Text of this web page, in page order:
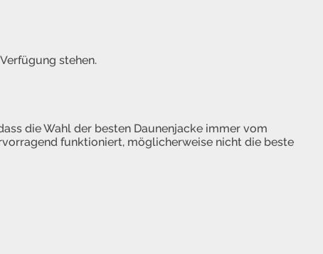
stehen.
die Wahl der besten Daunenjacke immer vom
funktioniert, möglicherweise nicht die beste